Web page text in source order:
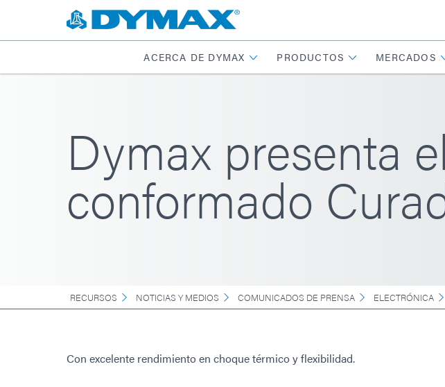
ACERCA DE DYMAX PRODUCTOS MERCADOS
Dymax presenta
conformado
RECURSOS NOTICIAS Y MEDIOS COMUNICADOS DE PRENSA ELECTRÓNICA
Con excelente rendimiento en choque térmico y flexibilidad.